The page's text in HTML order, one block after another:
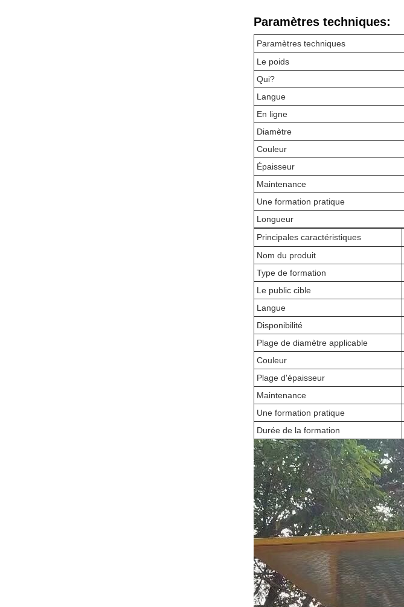
Paramètres techniques:
Paramètres techniques
Le poids
Qui?
Langue
En ligne
Diamètre
Couleur
Épaisseur
Maintenance
Une formation pratique
Longueur
Principales caractéristiques
Nom du produit
Type de formation
Le public cible
Langue
Disponibilité
Plage de diamètre applicable
Couleur
Plage d'épaisseur
Maintenance
Une formation pratique
Durée de la formation